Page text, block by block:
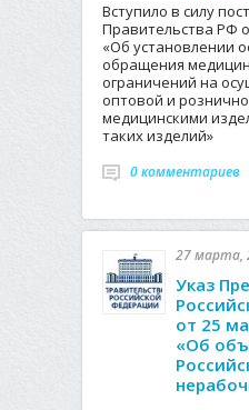
Вступило в силу
Правительства РФ
«Об установлении
обращения
ограничений на
оптовой и
медицинскими
таких изделий»
0 комментариев
27 марта,
Указ
от 25
«Об